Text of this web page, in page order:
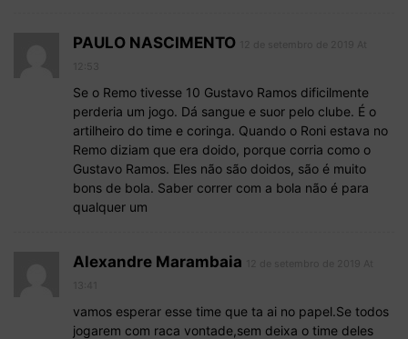
PAULO NASCIMENTO
Se o Remo tivesse 10 Gustavo Ramos dificilmente
perderia um jogo. Dá sangue e suor pelo clube. É o
artilheiro do time e coringa. Quando o Roni estava no
Remo diziam que era doido, porque corria como o
Gustavo Ramos. Eles não são doidos, são é muito
bons de bola. Saber correr com a bola não é para
qualquer um
Alexandre Marambaia
vamos esperar esse time que ta ai no papel.Se todos
jogarem com raca vontade,sem deixa o time deles